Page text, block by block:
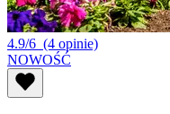
4.9/6 (4 opinie)
NOWOŚĆ